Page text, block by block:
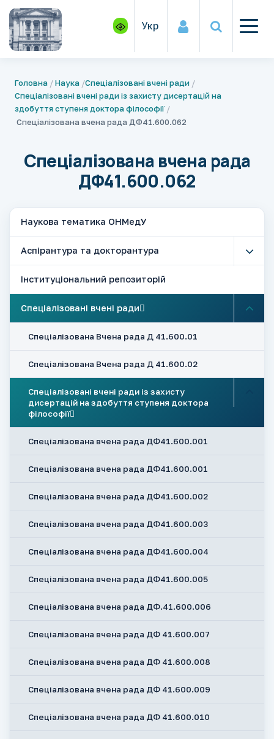
Укр
Головна Наука Спеціалізовані вчені ради
Спеціалізовані вчені ради із захисту дисертацій на
здобуття ступеня доктора філософії
Спеціалізована вчена рада ДФ41.600.062
Спеціалізована вчена рада
ДФ41.600.062
Наукова тематика ОНМедУ
Аспірантура та докторантура
Інституціональний репозиторій
Спеціалізовані вчені ради
Спеціалізована Вчена рада Д 41.600.01
Спеціалізована Вчена рада Д 41.600.02
Спеціалізовані вчені ради із захисту
дисертацій на здобуття ступеня доктора
філософії
Спеціалізована вчена рада ДФ41.600.001
Спеціалізована вчена рада ДФ41.600.001
Спеціалізована вчена рада ДФ41.600.002
Спеціалізована вчена рада ДФ41.600.003
Спеціалізована вчена рада ДФ41.600.004
Спеціалізована вчена рада ДФ41.600.005
Спеціалізована вчена рада ДФ.41.600.006
Спеціалізована вчена рада ДФ 41.600.007
Спеціалізована вчена рада ДФ 41.600.008
Спеціалізована вчена рада ДФ 41.600.009
Спеціалізована вчена рада ДФ 41.600.010